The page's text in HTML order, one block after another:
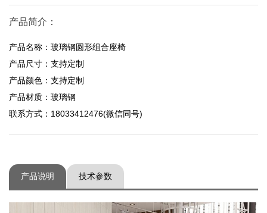
产品简介：
产品名称：玻璃钢圆形组合座椅
产品尺寸：支持定制
产品颜色：支持定制
产品材质：玻璃钢
联系方式：18033412476(微信同号)
产品说明 技术参数